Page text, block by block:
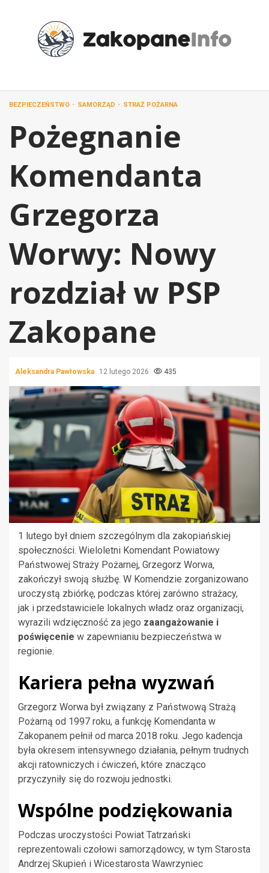
BEZPIECZEŃSTWO SAMORZĄD STRAŻ POŻARNA
Pożegnanie
Komendanta
Grzegorza
Worwy: Nowy
rozdział w PSP
Zakopane
Aleksandra Pawłowska 12 lutego 2026 435
1 lutego był dniem szczególnym dla zakopiańskiej
społeczności. Wieloletni Komendant Powiatowy
Państwowej Straży Pożarnej, Grzegorz Worwa,
zakończył swoją służbę. W Komendzie zorganizowano
uroczystą zbiórkę, podczas której zarówno strażacy,
jak i przedstawiciele lokalnych władz oraz organizacji,
wyrazili wdzięczność za jego zaangażowanie i
poświęcenie w zapewnianiu bezpieczeństwa w
regionie.
Kariera pełna wyzwań
Grzegorz Worwa był związany z Państwową Strażą
Pożarną od 1997 roku, a funkcję Komendanta w
Zakopanem pełnił od marca 2018 roku. Jego kadencja
była okresem intensywnego działania, pełnym trudnych
akcji ratowniczych i ćwiczeń, które znacząco
przyczyniły się do rozwoju jednostki.
Wspólne podziękowania
Podczas uroczystości Powiat Tatrzański
reprezentowali czołowi samorządowcy, w tym Starosta
Andrzej Skupień i Wicestarosta Wawrzyniec